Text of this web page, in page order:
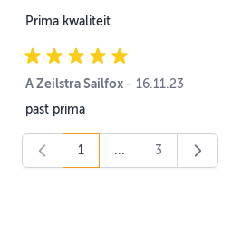
Prima kwaliteit
A Zeilstra Sailfox - 16. November 2023
16.11.23
past prima
You're currently reading page
1 ...
Page
3